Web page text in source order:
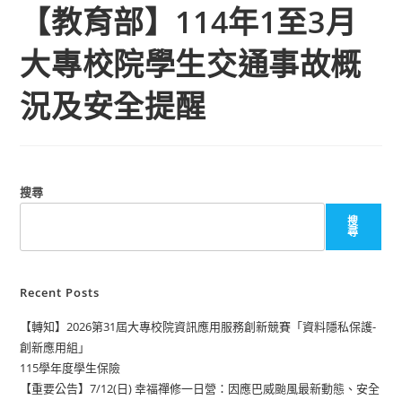
【教育部】114年1至3月
大專校院學生交通事故概
況及安全提醒
搜尋
搜
尋
Recent Posts
【轉知】2026第31屆大專校院資訊應用服務創新競賽「資料隱私保護-
創新應用組」
115學年度學生保險
【重要公告】7/12(日) 幸福禪修一日營：因應巴威颱風最新動態、安全